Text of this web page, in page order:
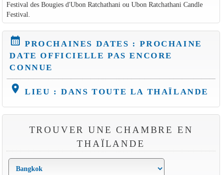
Festival des Bougies d'Ubon Ratchathani ou Ubon Ratchathani Candle
Festival.
calendar_month PROCHAINES DATES : PROCHAINE
DATE OFFICIELLE PAS ENCORE
CONNUE
location_on LIEU : DANS TOUTE LA THAÏLANDE
TROUVER UNE CHAMBRE EN
THAÏLANDE